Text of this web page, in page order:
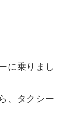
に乗りまし
、タクシー